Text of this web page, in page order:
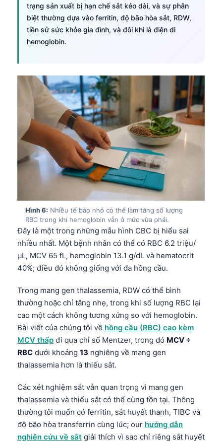
trạng sản xuất bị hạn chế sắt kéo dài, và sự phân
biệt thường dựa vào ferritin, độ bão hòa sắt, RDW,
tiền sử sức khỏe gia đình, và đôi khi là điện di
hemoglobin.
Hình 6: Nhiều tế bào nhỏ có thể làm tăng số lượng
RBC trong khi hemoglobin vẫn ở mức vừa phải.
Đây là một trong những mẫu hình CBC bị hiểu sai
nhiều nhất. Một bệnh nhân có thể có RBC 6.2 triệu/
µL, MCV 65 fL, hemoglobin 13.1 g/dL và hematocrit
40%; điều đó không giống với đa hồng cầu.
Trong mang gen thalassemia, RDW có thể bình
thường hoặc chỉ tăng nhẹ, trong khi số lượng RBC lại
cao một cách không tương xứng so với hemoglobin.
Bài viết của chúng tôi về hồng cầu (RBC) cao kèm
MCV thấp đi qua chỉ số Mentzer, trong đó MCV ÷
RBC dưới khoảng 13 nghiêng về mang gen
thalassemia hơn là thiếu sắt.
Các xét nghiệm sắt vẫn quan trọng vì mang gen
thalassemia và thiếu sắt có thể cùng tồn tại. Thông
thường tôi muốn có ferritin, sắt huyết thanh, TIBC và
độ bão hòa transferrin cùng lúc; our hướng dẫn
nghiên cứu về sắt giải thích vì sao chỉ riêng sắt huyết
Occitan
العربية المغربية
Afrikaans
ພາສາລາວ
Basa Jawa
Cebuano
ئۇيغۇرچە
Кыргызча
Беларуская мова
Esperanto
Frysk
Ślōnskŏ gŏdka
Norsk bokmål